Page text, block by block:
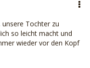
Tochter zu
so leicht macht und
wieder vor den Kopf